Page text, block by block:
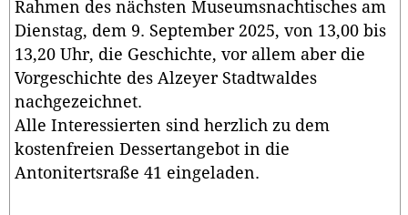
Rahmen des nächsten Museumsnachtisches am
Dienstag, dem 9. September 2025, von 13,00 bis
13,20 Uhr, die Geschichte, vor allem aber die
Vorgeschichte des Alzeyer Stadtwaldes
nachgezeichnet.
Alle Interessierten sind herzlich zu dem
kostenfreien Dessertangebot in die
Antonitertsraße 41 eingeladen.